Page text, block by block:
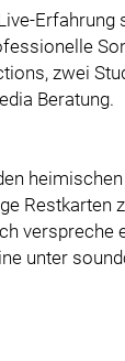
Erfahrung
zwei
Beratung.
Restkarten
verspreche
unter